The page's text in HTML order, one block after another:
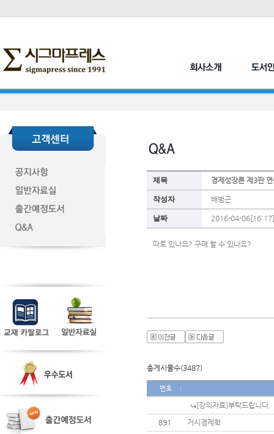
제목 경제성장론 제3판
작성자 배범근
날짜 2016-04-06[16:17]
따로 있나요? 구매 할 수 있나요?
총게시물수(3487)
번호
[강의자료]부탁드립니다.
891
거시경제학